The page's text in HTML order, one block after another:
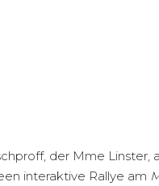
der Mme
interaktive Rallye am